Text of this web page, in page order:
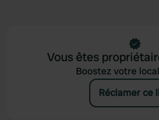
Vous êtes
Boostez votre
Réclamer ce